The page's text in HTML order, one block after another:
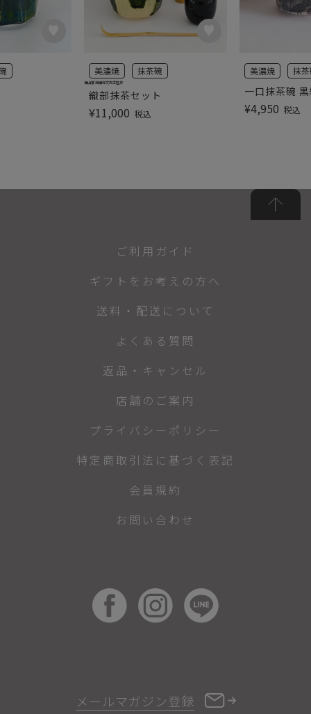
織部抹茶セット
美濃焼 抹茶碗
¥11,000 税込
桂山窯 和田和文先生監修
一口抹茶碗
美濃焼 抹
¥4,950 税込
メールマガジン登録
ご利用ガイド
ギフトをお考えの方へ
送料・配送について
よくある質問
返品・キャンセル
店舗のご案内
プライバシーポリシー
特定商取引法に基づく表記
会員規約
お問い合わせ